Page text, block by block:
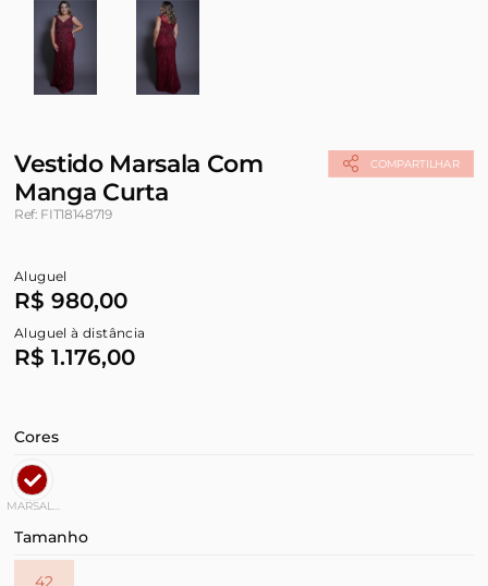
COMPARTILHAR
Vestido Marsala Com
Manga Curta
Ref: FIT18148719
Aluguel
R$ 980,00
Aluguel à distância
R$ 1.176,00
Cores
MARSALA
Tamanho
42